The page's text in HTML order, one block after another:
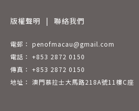
版權聲明 | 聯絡我們
電郵： penofmacau@gmail.com
電話： +853 2872 0150
傳真： +853 2872 0150
地址： 澳門慕拉士大馬路218A號11樓C座